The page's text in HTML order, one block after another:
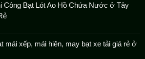
Công Bạt Lót Ao Hồ Chứa Nước ở Tây
mái xếp, mái hiên, may bạt xe tải giá rẻ ở